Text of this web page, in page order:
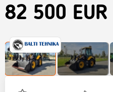
82 500 EUR